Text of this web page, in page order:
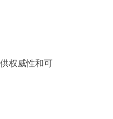
权威性和可